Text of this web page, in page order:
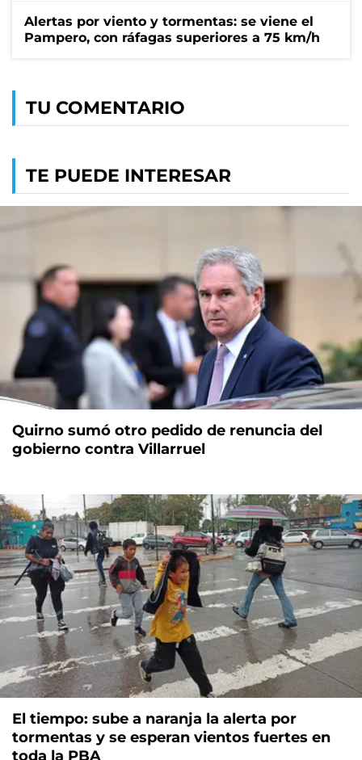
Alertas por viento y tormentas: se viene el
Pampero, con ráfagas superiores a 75 km/h
TU COMENTARIO
TE PUEDE INTERESAR
Quirno sumó otro pedido de renuncia del
gobierno contra Villarruel
El tiempo: sube a naranja la alerta por
tormentas y se esperan vientos fuertes en
toda la PBA